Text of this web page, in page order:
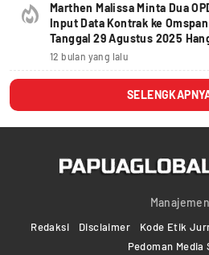
Marthen Malissa Minta Dua
Input Data Kontrak ke
Tanggal 29 Agustus 2025
12 bulan yang lalu
Manajemen
Redaksi Disclaimer Kode Etik
Pedoman Media